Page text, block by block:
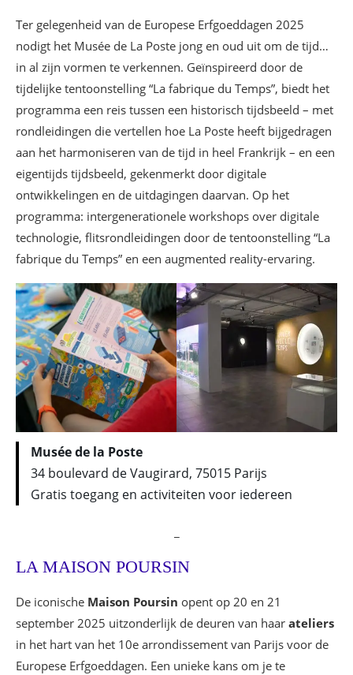
Ter gelegenheid van de Europese Erfgoeddagen 2025
nodigt het Musée de La Poste jong en oud uit om de tijd…
in al zijn vormen te verkennen. Geïnspireerd door de
tijdelijke tentoonstelling “La fabrique du Temps”, biedt het
programma een reis tussen een historisch tijdsbeeld – met
rondleidingen die vertellen hoe La Poste heeft bijgedragen
aan het harmoniseren van de tijd in heel Frankrijk – en een
eigentijds tijdsbeeld, gekenmerkt door digitale
ontwikkelingen en de uitdagingen daarvan. Op het
programma: intergenerationele workshops over digitale
technologie, flitsrondleidingen door de tentoonstelling “La
fabrique du Temps” en een augmented reality-ervaring.
Musée de la Poste
34 boulevard de Vaugirard, 75015 Parijs
Gratis toegang en activiteiten voor iedereen
LA MAISON POURSIN
De iconische Maison Poursin opent op 20 en 21
september 2025 uitzonderlijk de deuren van haar ateliers
in het hart van het 10e arrondissement van Parijs voor de
Europese Erfgoeddagen. Een unieke kans om je te